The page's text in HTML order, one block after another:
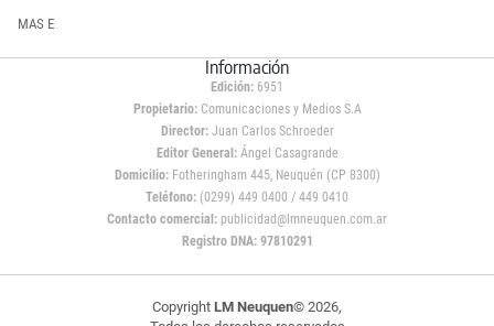
MAS E
Información
Edición: 6951
Propietario:Comunicaciones y Medios S.A
Director: Juan Carlos Schroeder
Editor General:Ángel Casagrande
Domicilio:Fotheringham 445, Neuquén (CP 8300)
Teléfono: (0299) 449 0400 / 449 0410
Contacto comercial: publicidad@lmneuquen.com.ar
Registro DNA: 97810291
Copyright LM Neuquen© 2026,